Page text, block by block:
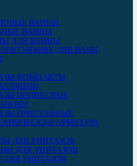
ВАННЫ
ВАННЫ
ДЛЯ ВАННЫ
ДЛЯ ВАНН
КОМПАКТЫ
ПОДВЕСНЫЕ
ПРИСТАВНЫЕ
АРМАТУРА
ДЛЯ УНИТАЗОВ
ДЛЯ УНИТАЗОВ
ДЛЯ УНИТАЗОВ